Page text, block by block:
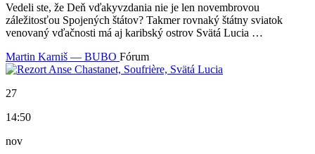
Vedeli ste, že Deň vďakyvzdania nie je len novembrovou
záležitosťou Spojených štátov? Takmer rovnaký štátny sviatok
venovaný vďačnosti má aj karibský ostrov Svätá Lucia …
Martin Karniš — BUBO Fórum
27
14:50
nov